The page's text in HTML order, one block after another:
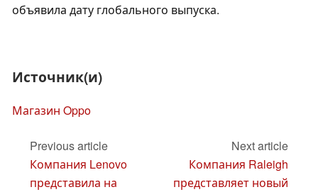
объявила дату глобального выпуска.
Источник(и)
Магазин Oppo
Previous article
Компания Lenovo
представила на
Next article
Компания Raleigh
представляет новый